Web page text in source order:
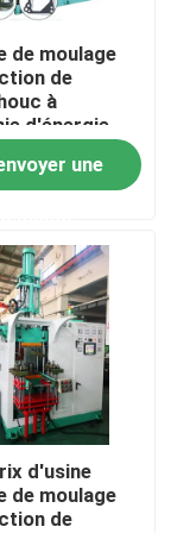
moulage par
de vide
caoutchouc
de moulage
de
à
d'énergie
pour la
d'anneaux
une
d'usine
de moulage
de